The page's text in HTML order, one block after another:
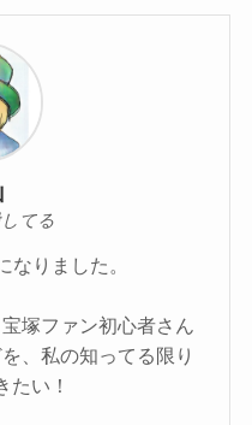
てる
なりました。
塚ファン初心者さん
、私の知ってる限り
たい！